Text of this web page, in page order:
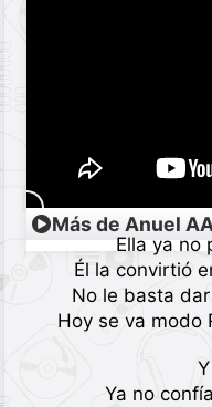
Ella ya no
Él la convirtió
No le basta
Hoy se va modo
Ya no
Más de Anuel